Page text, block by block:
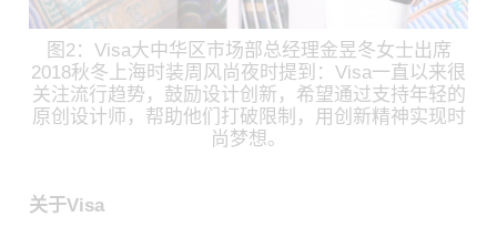
图2：Visa大中华区市场部总经理金昱冬女士出席
2018秋冬上海时装周风尚夜时提到：Visa一直以来很
关注流行趋势，鼓励设计创新，希望通过支持年轻的
原创设计师，帮助他们打破限制，用创新精神实现时
尚梦想。
关于Visa